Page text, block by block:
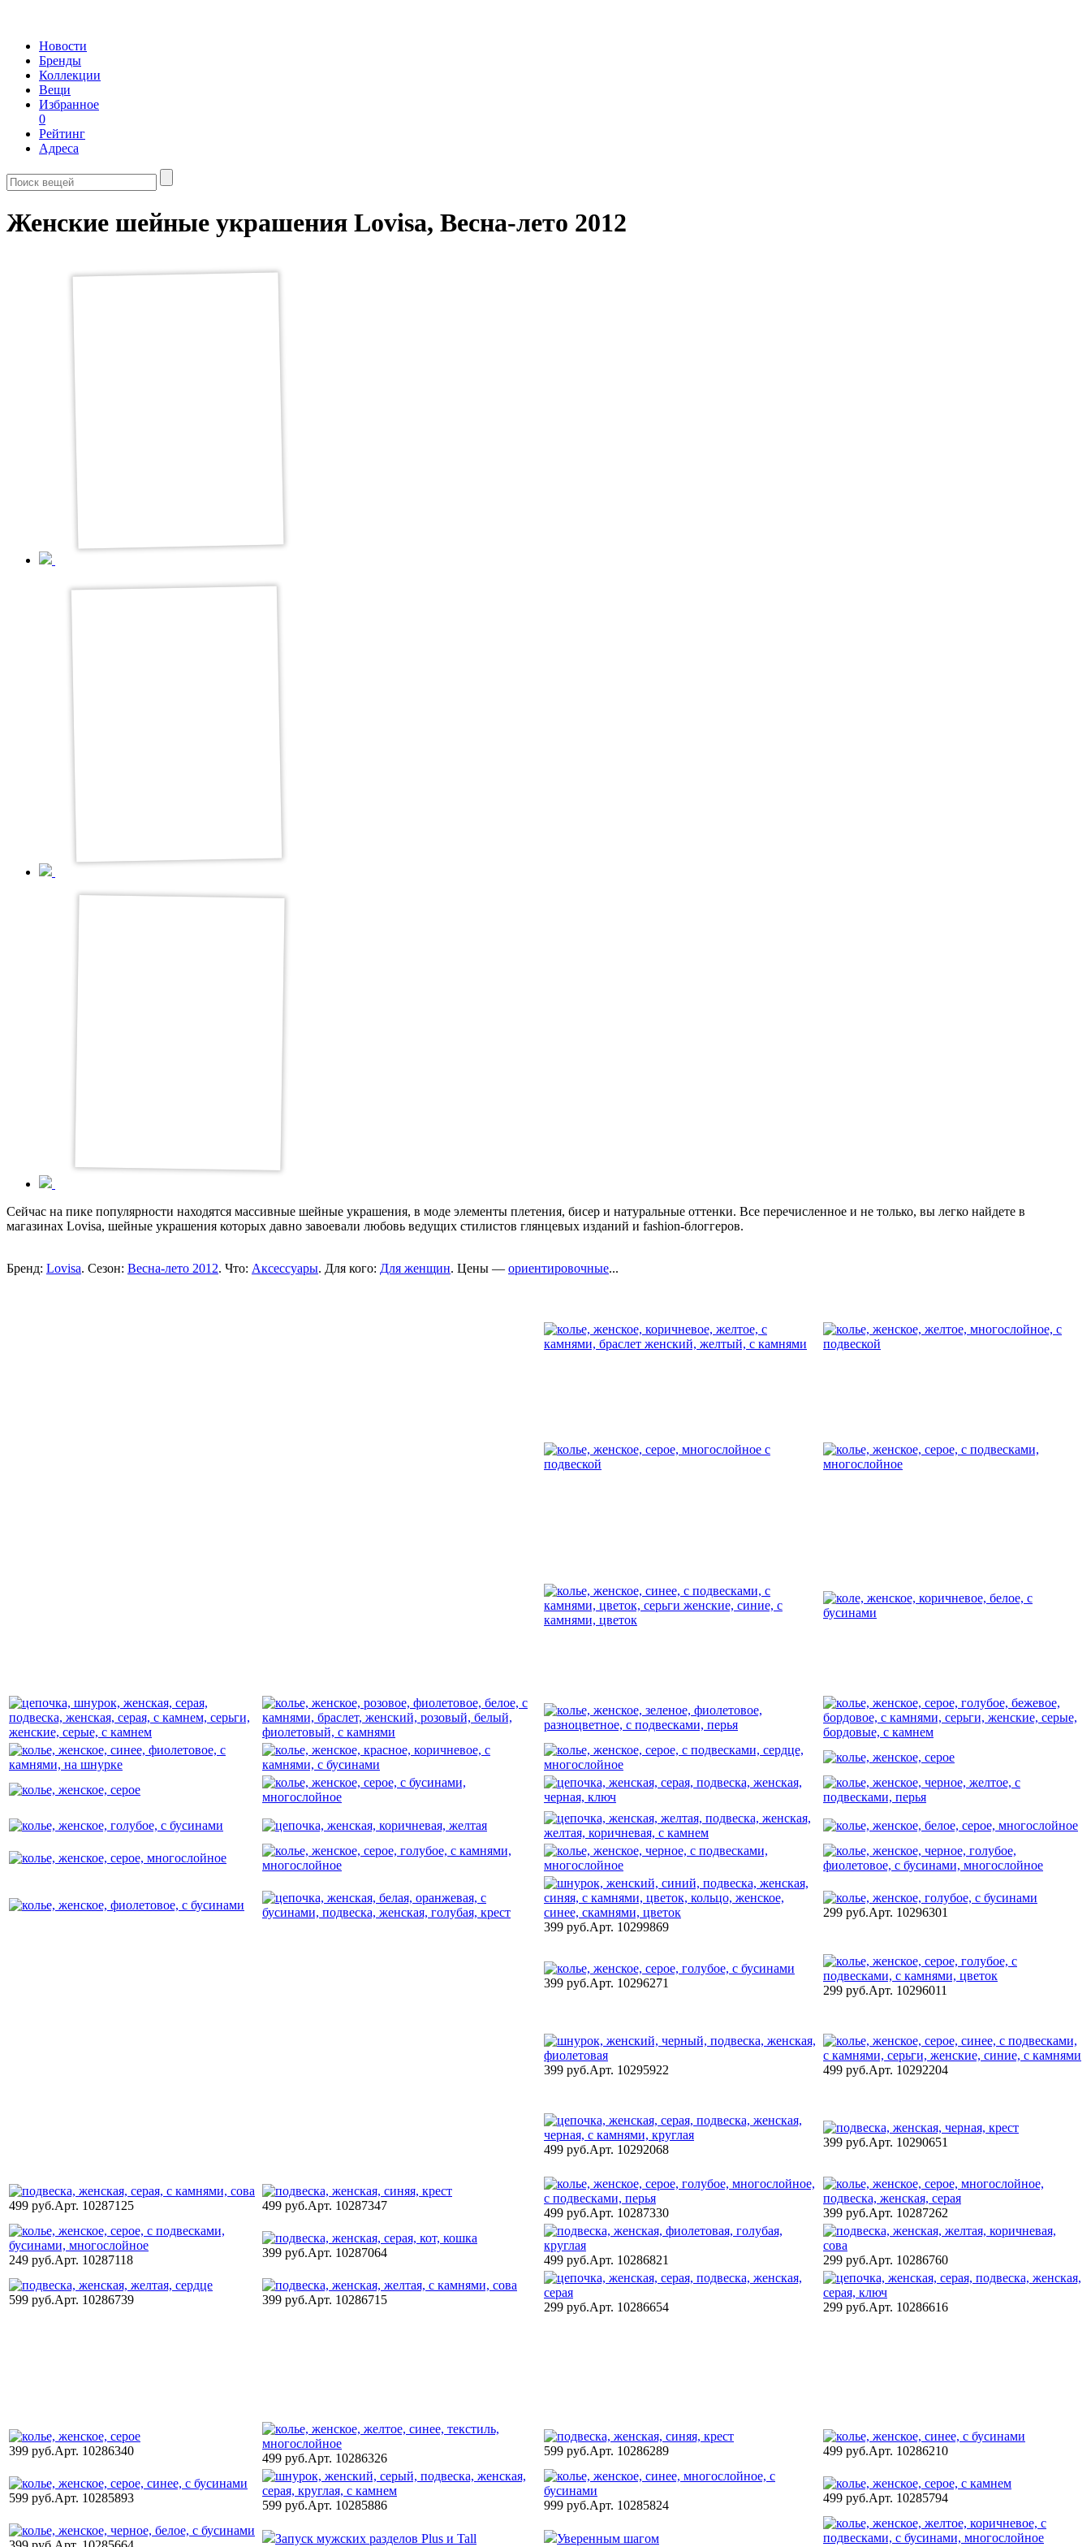
Новости
Бренды
Коллекции
Вещи
Избранное
0
Рейтинг
Адреса
Женские шейные украшения Lovisa, Весна-лето 2012
Сейчас на пике популярности находятся массивные шейные украшения, в моде элементы плетения, бисер и натуральные оттенки. Все перечисленное и не только, вы легко найдете в
магазинах Lovisa, шейные украшения которых давно завоевали любовь ведущих стилистов глянцевых изданий и fashion-блоггеров.
Бренд: Lovisa. Сезон: Весна-лето 2012. Что: Аксессуары. Для кого: Для женщин. Цены — ориентировочные...
399 руб.Арт. 10299869
299 руб.Арт. 10296301
399 руб.Арт. 10296271
299 руб.Арт. 10296011
399 руб.Арт. 10295922 499 руб.Арт. 10292204
499 руб.Арт. 10292068
399 руб.Арт. 10290651
499 руб.Арт. 10287125 499 руб.Арт. 10287347
499 руб.Арт. 10287330 399 руб.Арт. 10287262
249 руб.Арт. 10287118
399 руб.Арт. 10287064
499 руб.Арт. 10286821 299 руб.Арт. 10286760
599 руб.Арт. 10286739 399 руб.Арт. 10286715
299 руб.Арт. 10286654 299 руб.Арт. 10286616
399 руб.Арт. 10286340
499 руб.Арт. 10286326
599 руб.Арт. 10286289 499 руб.Арт. 10286210
599 руб.Арт. 10285893
599 руб.Арт. 10285886 999 руб.Арт. 10285824
499 руб.Арт. 10285794
Запуск мужских разделов Plus и Tall
Уверенным шагом